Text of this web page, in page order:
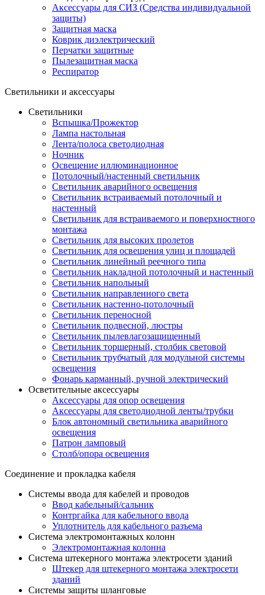
Аксессуары для СИЗ (Средства индивидуальной
защиты)
Защитная маска
Коврик диэлектрический
Перчатки защитные
Пылезащитная маска
Респиратор
Светильники и аксессуары
Светильники
Вспышка/Прожектор
Лампа настольная
Лента/полоса светодиодная
Ночник
Освещение иллюминационное
Потолочный/настенный светильник
Светильник аварийного освещения
Светильник встраиваемый потолочный и
настенный
Светильник для встраиваемого и поверхностного
монтажа
Светильник для высоких пролетов
Светильник для освещения улиц и площадей
Светильник линейный реечного типа
Светильник накладной потолочный и настенный
Светильник напольный
Светильник направленного света
Светильник настенно-потолочный
Светильник переносной
Светильник подвесной, люстры
Светильник пылевлагозащищенный
Светильник торшерный, столбик световой
Светильник трубчатый для модульной системы
освещения
Фонарь карманный, ручной электрический
Осветительные аксессуары
Аксессуары для опор освещения
Аксессуары для светодиодной ленты/трубки
Блок автономный светильника аварийного
освещения
Патрон ламповый
Столб/опора освещения
Соединение и прокладка кабеля
Системы ввода для кабелей и проводов
Ввод кабельный/сальник
Контргайка для кабельного ввода
Уплотнитель для кабельного разъема
Система электромонтажных колонн
Электромонтажная колонна
Система штекерного монтажа электросети зданий
Штекер для штекерного монтажа электросети
зданий
Системы защиты шланговые